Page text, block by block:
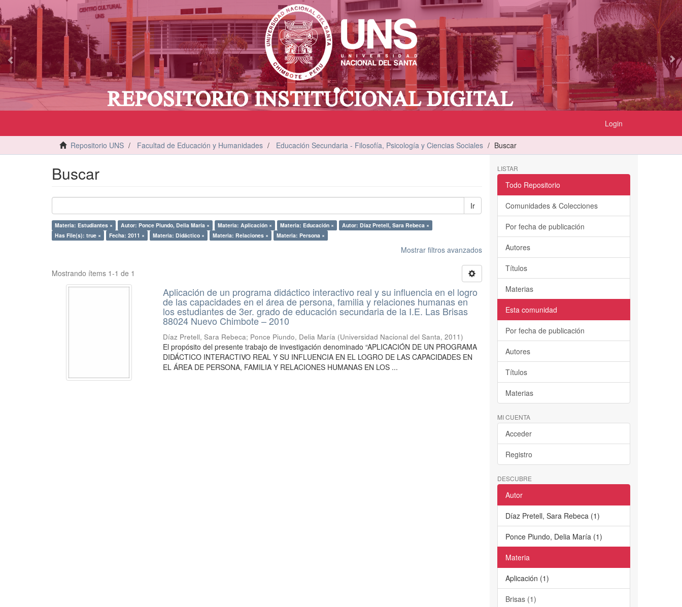
Login
Repositorio UNS Facultad de Educación y Humanidades Educación Secundaria - Filosofía, Psicología y Ciencias Sociales Buscar
Buscar
Ir
Materia: Estudiantes × Autor: Ponce Piundo, Delia María × Materia: Aplicación × Materia: Educación ×
Autor: Díaz Pretell, Sara Rebeca ×
Has File(s): true ×
Fecha: 2011 × Materia: Didáctico × Materia: Relaciones × Materia: Persona ×
Mostrar filtros avanzados
Mostrando ítems 1-1 de 1
Aplicación de un programa didáctico interactivo real y su influencia en el logro
de las capacidades en el área de persona, familia y relaciones humanas en
los estudiantes de 3er. grado de educación secundaria de la I.E. Las Brisas
88024 Nuevo Chimbote – 2010
Díaz Pretell, Sara Rebeca; Ponce Piundo, Delia María (Universidad Nacional del Santa,2011)
El propósito del presente trabajo de investigación denominado “APLICACIÓN DE UN PROGRAMA
DIDÁCTICO INTERACTIVO REAL Y SU INFLUENCIA EN EL LOGRO DE LAS CAPACIDADES EN
EL ÁREA DE PERSONA, FAMILIA Y RELACIONES HUMANAS EN LOS ...
LISTAR
Todo Repositorio
Comunidades & Colecciones
Por fecha de publicación
Autores
Títulos
Materias
Esta comunidad
Por fecha de publicación
Autores
Títulos
Materias
MI CUENTA
Acceder
Registro
DESCUBRE
Autor
Díaz Pretell, Sara Rebeca (1)
Ponce Piundo, Delia María (1)
Materia
Aplicación (1)
Brisas (1)